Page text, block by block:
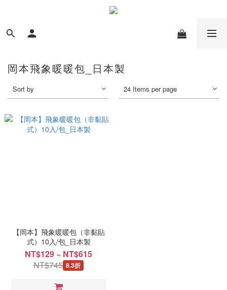
岡本飛象暖暖包_日本製
Sort by 24 Items per page
【岡本】飛象暖暖包（非黏貼
式）10入/包_日本製
NT$129 ~ NT$615
NT$745 8.3折